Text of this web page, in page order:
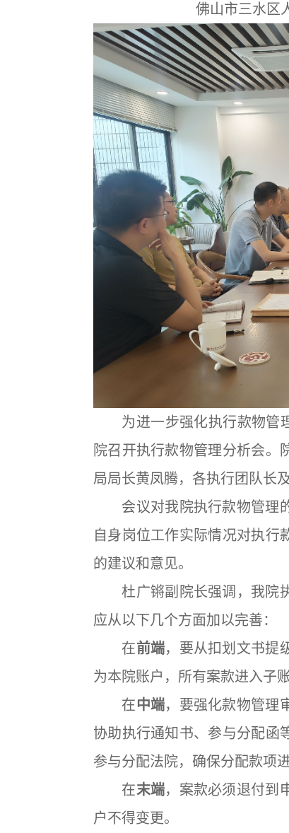
佛山市三水区
为进一步强化执行款物管
院召开执行款物管理分析会。
局局长黄凤腾，各执行团队长
会议对我院执行款物管理的
自身岗位工作实际情况对执行
的建议和意见。
杜广锵副院长强调，我院执
应从以下几个方面加以完善：
在前端，要从扣划文书提
为本院账户，所有案款进入子
在中端，要强化款物管理
协助执行通知书、参与分配函
参与分配法院，确保分配款项
在末端，案款必须退付到
户不得变更。